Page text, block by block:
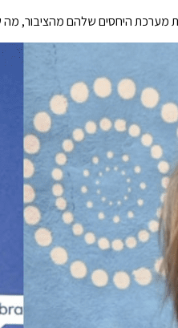
מערכת היחסים שלהם מהציבור, מה